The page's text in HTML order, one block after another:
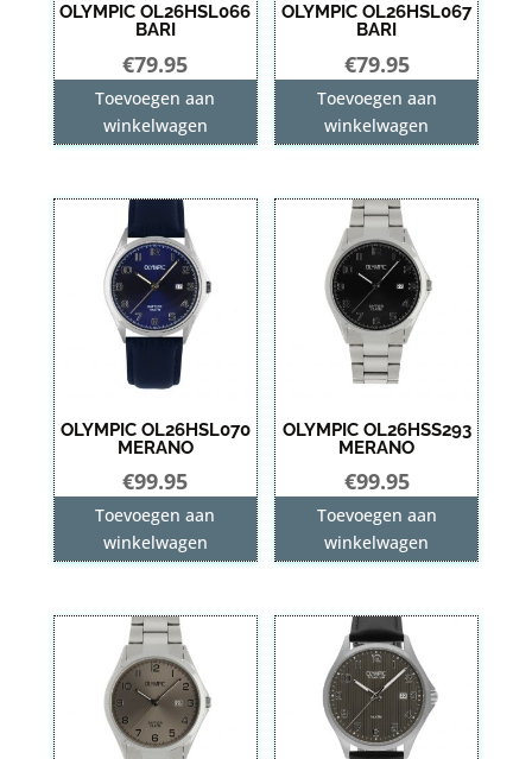
OLYMPIC OL26HSL066
BARI
€79.95
Toevoegen aan
winkelwagen
OLYMPIC OL26HSL067
BARI
€79.95
Toevoegen aan
winkelwagen
OLYMPIC OL26HSL070
MERANO
€99.95
Toevoegen aan
winkelwagen
OLYMPIC OL26HSS293
MERANO
€99.95
Toevoegen aan
winkelwagen